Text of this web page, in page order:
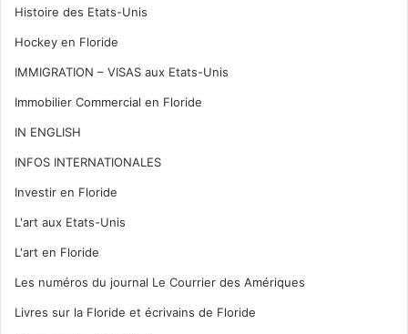
Histoire des Etats-Unis
Hockey en Floride
IMMIGRATION – VISAS aux Etats-Unis
Immobilier Commercial en Floride
IN ENGLISH
INFOS INTERNATIONALES
Investir en Floride
L'art aux Etats-Unis
L'art en Floride
Les numéros du journal Le Courrier des Amériques
Livres sur la Floride et écrivains de Floride